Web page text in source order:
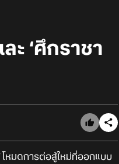
ะ ‘ศึกราชา
โหมดการต่อสู้ใหม่ที่ออกแบบ